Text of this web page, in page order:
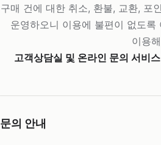
구매 건에 대한 취소, 환불, 교환, 포
운영하오니 이용에 불편이 없도
이용
고객상담실 및 온라인 문의 서비
문의 안내